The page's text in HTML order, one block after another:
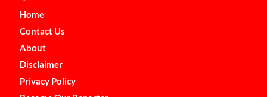
Home
Contact Us
About
Disclaimer
Privacy Policy